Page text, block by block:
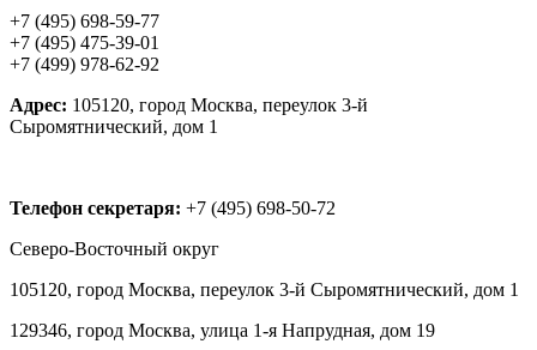
+7 (495) 698-59-77
+7 (495) 475-39-01
+7 (499) 978-62-92
Адрес: 105120, город Москва, переулок 3-й
Сыромятнический, дом 1
Телефон секретаря: +7 (495) 698-50-72
Северо-Восточный округ
105120, город Москва, переулок 3-й Сыромятнический, дом 1
129346, город Москва, улица 1-я Напрудная, дом 19